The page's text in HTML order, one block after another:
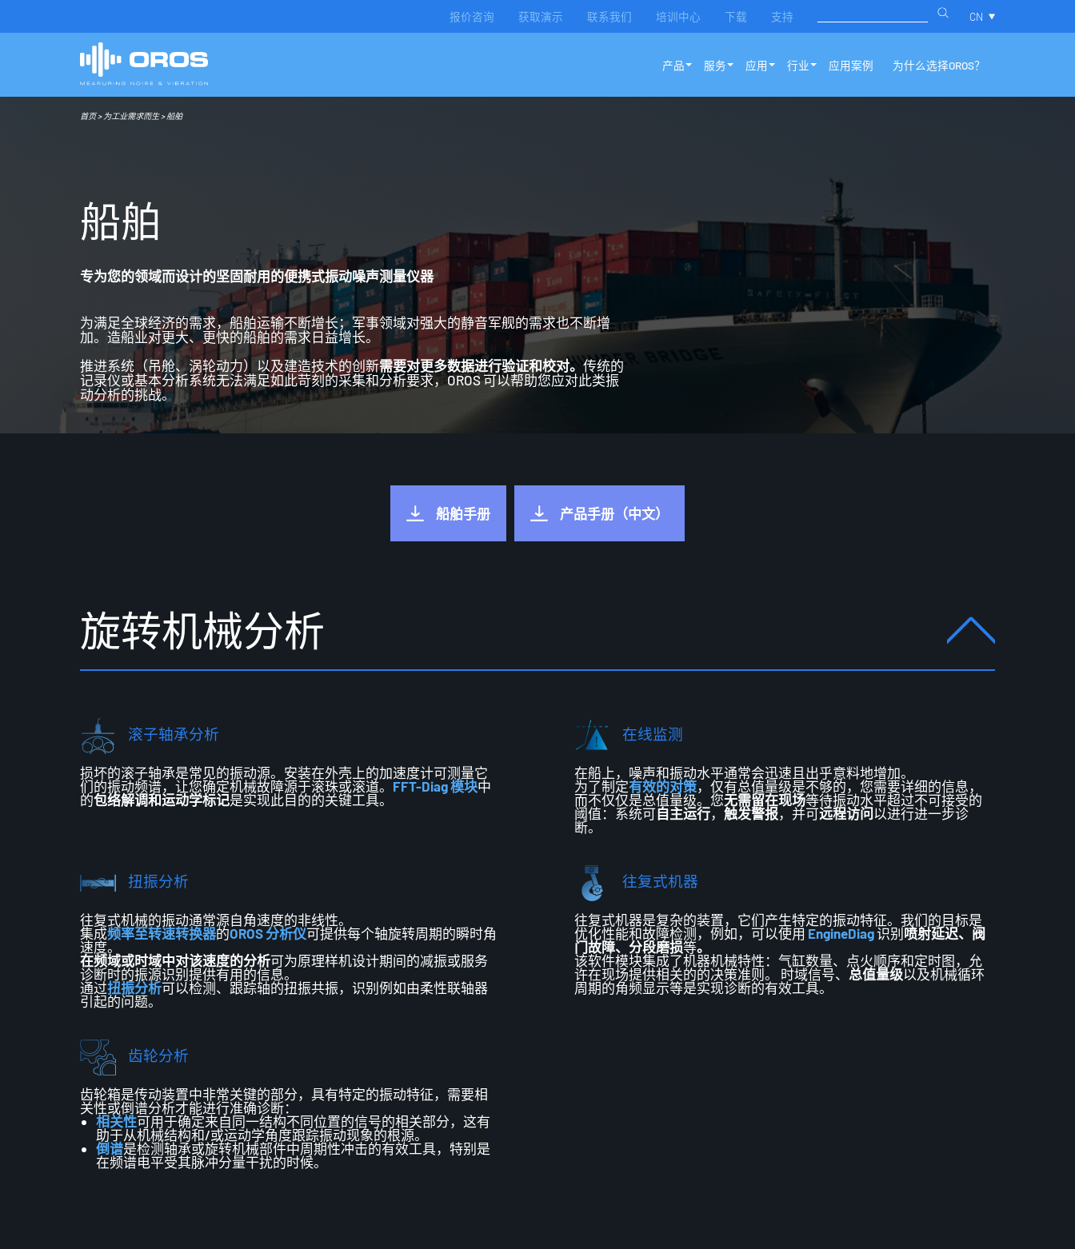
报价咨询 获取演示 联系我们 培训中心 下载 支持 CN
产品 服务 应用 行业 应用案例 为什么选择OROS？
首页> 为工业需求而生>船舶
船舶
专为您的领域而设计的坚固耐用的便携式振动噪声测量仪器
为满足全球经济的需求，船舶运输不断增长；军事领域对强大的静音军舰的需求也不断增
加。造船业对更大、更快的船舶的需求日益增长。
推进系统（吊舱、涡轮动力） 以及建造技术的创新需要对更多数据进行验证和校对。 传统的
记录仪或基本分析系统无法满足如此苛刻的采集和分析要求，OROS 可以帮助您应对此类振
动分析的挑战。
船舶手册 产品手册（中文）
旋转机械分析
滚子轴承分析
损坏的滚子轴承是常见的振动源。安装在外壳上的加速度计可测量它
们的振动频谱，让您确定机械故障源于滚珠或滚道。 FFT-Diag 模块中
的包络解调和运动学标记是实现此目的的关键工具。
在线监测
在船上，噪声和振动水平通常会迅速且出乎意料地增加。
为了制定有效的对策， 仅有总值量级是不够的 ， 您需要详细的信息 ，
而不仅仅是总值量级。 您无需留在现场等待振动水平超过不可接受的
阈值：系统可自主运行， 触发警报，并可远程访问以进行进一步诊
断。
扭振分析
往复式机械的振动通常源自角速度的非线性。
集成频率至转速转换器的OROS 分析仪可提供每个轴旋转周期的瞬时角
速度。
在频域或时域中对该速度的分析可为原理样机设计期间的减振或服务
诊断时的振源识别提供有用的信息。
通过扭振分析可以检测、跟踪轴的扭振共振，识别 例如由柔性联轴器
引起的问题。
往复式机器
往复式机器是复杂的装置，它们产生特定的振动特征。我们的目标是
优化性能和故障检测，例如，可以使用 EngineDiag识别 喷射延迟、阀
门故障、分段磨损等。
该软件模块集成了机器机械特性：气缸数量、点火顺序和定时图，
允
许在现场提供相关的的决策准则 。 时域信号、 总值量级以及机械循环
周期的角频显示等是实现诊断的有效工具。
齿轮分析
齿轮箱是传动装置中非常关键的部分，具有特定的振动特征，需要相
关性或倒谱分析才能进行准确诊断：
相关性可用于确定来自同一结构不同位置的信号的相关部分，这有
助于从机械结构和/或运动学角度跟踪振动现象的根源。
倒谱是检测轴承或旋转机械部件中周期性冲击的有效工具，特别是
在频谱电平受其脉冲分量干扰的时候。